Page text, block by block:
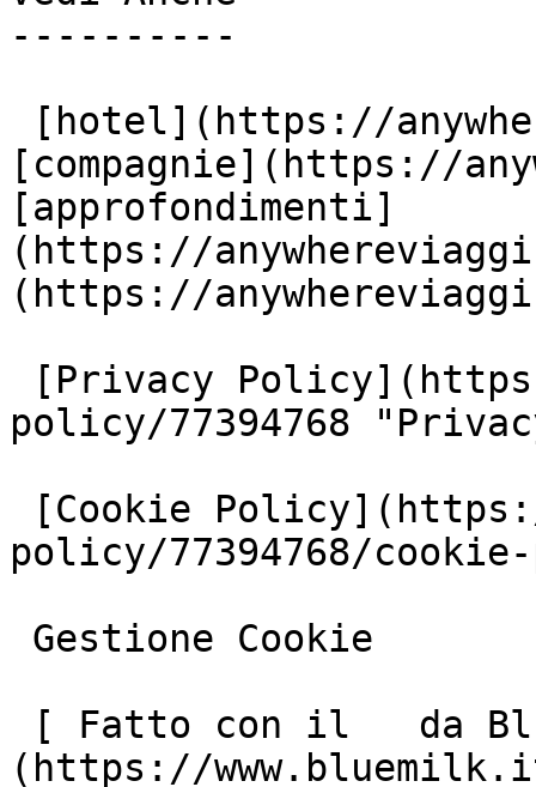
----------
[compagnie](https://
[approfondimenti]
(https://
(https://
policy/77394768
policy/77394768/